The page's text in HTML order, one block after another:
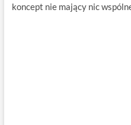
koncept nie mający nic